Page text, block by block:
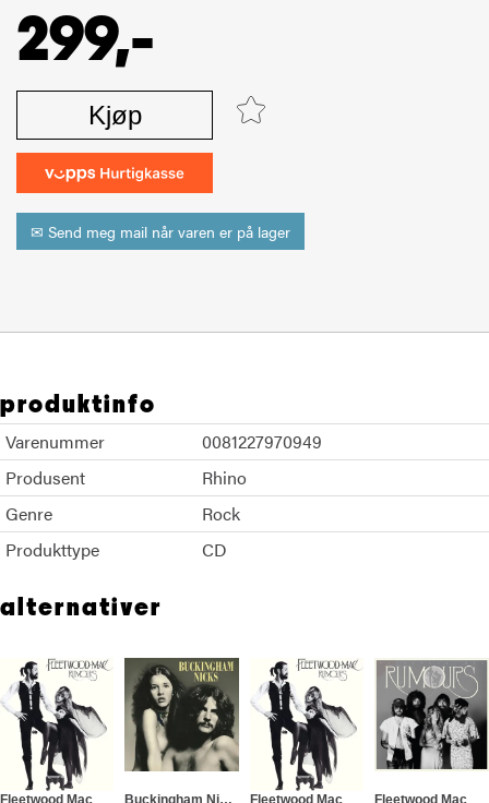
299,-
Kjøp
✉ Send meg mail når varen er på lager
produktinfo
Varenummer
0081227970949
Produsent
Rhino
Genre
Rock
Produkttype
CD
alternativer